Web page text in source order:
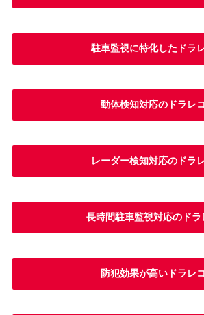
駐車監視に特化したドラ
動体検知対応のドラレコ
レーダー検知対応のドラ
長時間駐車監視対応のドラ
防犯効果が高いドラレコ